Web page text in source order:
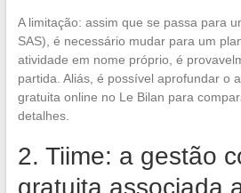
A limitação: assim que se passa para
SAS), é necessário mudar para um
atividade em nome próprio, é
partida. Aliás, é possível aprofundar o
gratuita online no Le Bilan para
detalhes.
2. Tiime: a gestão
gratuita associada